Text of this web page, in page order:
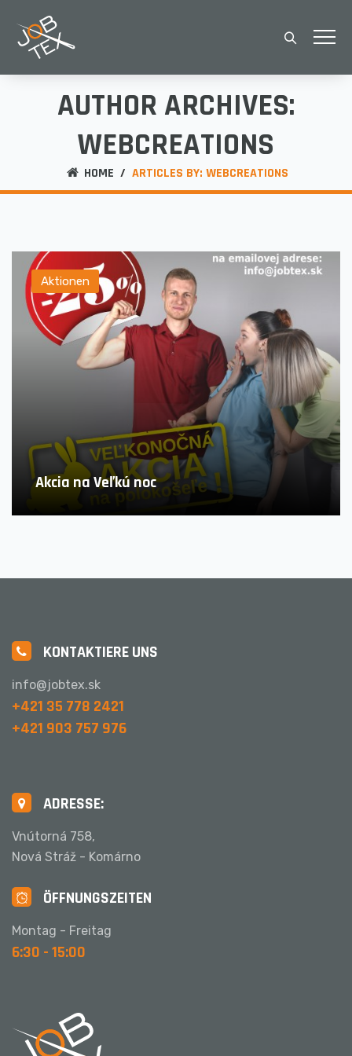
AUTHOR ARCHIVES:
WEBCREATIONS
HOME /ARTICLES BY: WEBCREATIONS
Aktionen
Akcia na Veľkú noc
KONTAKTIERE UNS
info@jobtex.sk
+421 35 778 2421
+421 903 757 976
ADRESSE:
Vnútorná 758,
Nová Stráž - Komárno
ÖFFNUNGSZEITEN
Montag - Freitag
6:30 - 15:00